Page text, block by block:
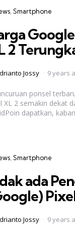
Smartphone
2
Jossy 9 years
ponsel
XL 2 semakin dekat
dapatkan,
Smartphone
ada
Jossy 9 years